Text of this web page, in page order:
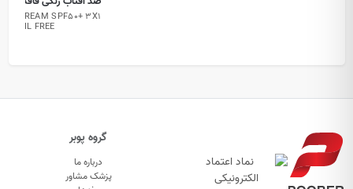
CREAM SPF50+ 3X1
OIL FREE
گروه پوبر
درباره ما
پزشک مشاور